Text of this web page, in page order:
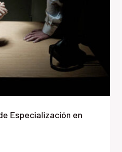
Especialización en